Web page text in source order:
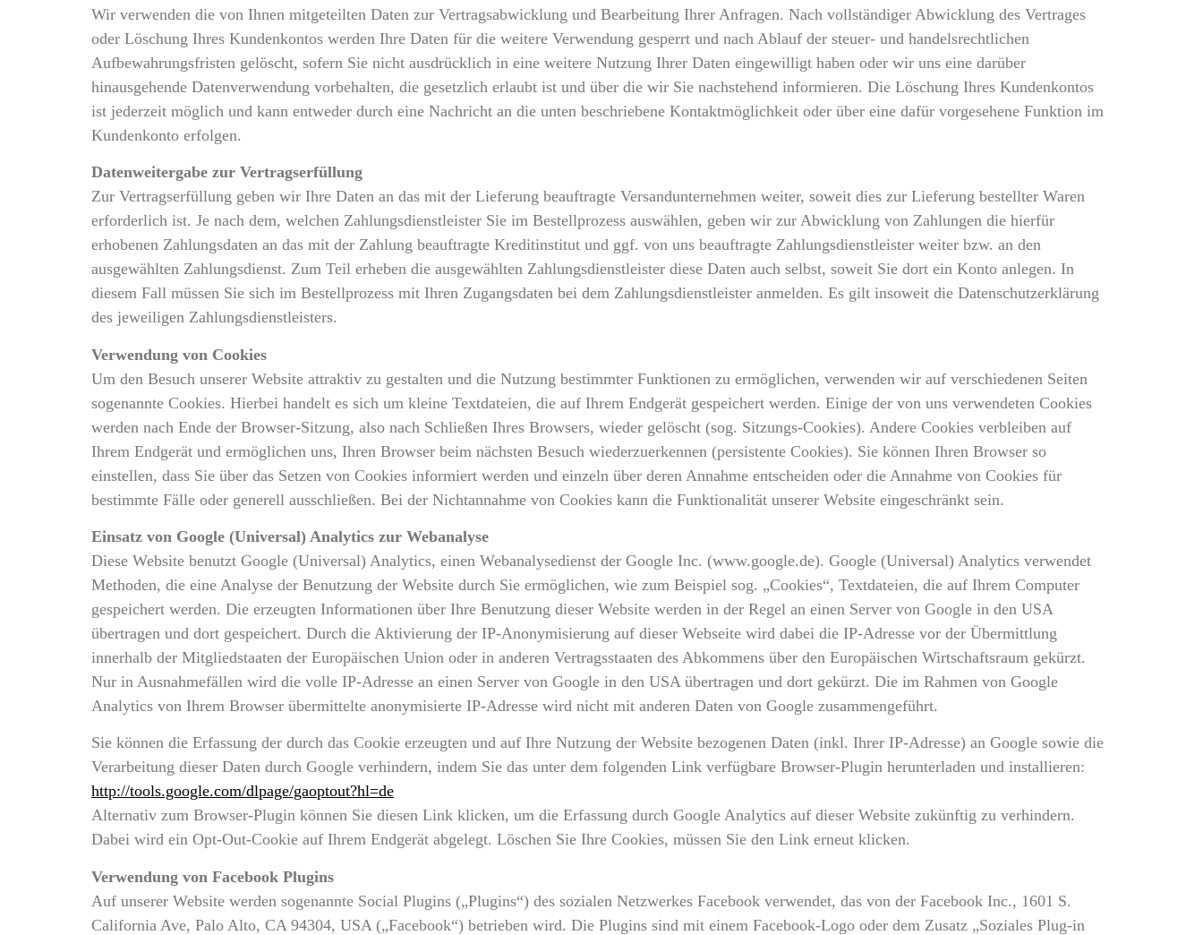
Wir verwenden die von Ihnen mitgeteilten Daten zur Vertragsabwicklung und Bearbeitung Ihrer Anfragen. Nach vollständiger Abwicklung des Vertrages
oder Löschung Ihres Kundenkontos werden Ihre Daten für die weitere Verwendung gesperrt und nach Ablauf der steuer- und handelsrechtlichen
Aufbewahrungsfristen gelöscht, sofern Sie nicht ausdrücklich in eine weitere Nutzung Ihrer Daten eingewilligt haben oder wir uns eine darüber
hinausgehende Datenverwendung vorbehalten, die gesetzlich erlaubt ist und über die wir Sie nachstehend informieren. Die Löschung Ihres Kundenkontos
ist jederzeit möglich und kann entweder durch eine Nachricht an die unten beschriebene Kontaktmöglichkeit oder über eine dafür vorgesehene Funktion im
Kundenkonto erfolgen.
Datenweitergabe zur Vertragserfüllung
Zur Vertragserfüllung geben wir Ihre Daten an das mit der Lieferung beauftragte Versandunternehmen weiter, soweit dies zur Lieferung bestellter Waren
erforderlich ist. Je nach dem, welchen Zahlungsdienstleister Sie im Bestellprozess auswählen, geben wir zur Abwicklung von Zahlungen die hierfür
erhobenen Zahlungsdaten an das mit der Zahlung beauftragte Kreditinstitut und ggf. von uns beauftragte Zahlungsdienstleister weiter bzw. an den
ausgewählten Zahlungsdienst. Zum Teil erheben die ausgewählten Zahlungsdienstleister diese Daten auch selbst, soweit Sie dort ein Konto anlegen. In
diesem Fall müssen Sie sich im Bestellprozess mit Ihren Zugangsdaten bei dem Zahlungsdienstleister anmelden. Es gilt insoweit die Datenschutzerklärung
des jeweiligen Zahlungsdienstleisters.
Verwendung von Cookies
Um den Besuch unserer Website attraktiv zu gestalten und die Nutzung bestimmter Funktionen zu ermöglichen, verwenden wir auf verschiedenen Seiten
sogenannte Cookies. Hierbei handelt es sich um kleine Textdateien, die auf Ihrem Endgerät gespeichert werden. Einige der von uns verwendeten Cookies
werden nach Ende der Browser-Sitzung, also nach Schließen Ihres Browsers, wieder gelöscht (sog. Sitzungs-Cookies). Andere Cookies verbleiben auf
Ihrem Endgerät und ermöglichen uns, Ihren Browser beim nächsten Besuch wiederzuerkennen (persistente Cookies). Sie können Ihren Browser so
einstellen, dass Sie über das Setzen von Cookies informiert werden und einzeln über deren Annahme entscheiden oder die Annahme von Cookies für
bestimmte Fälle oder generell ausschließen. Bei der Nichtannahme von Cookies kann die Funktionalität unserer Website eingeschränkt sein.
Einsatz von Google (Universal) Analytics zur Webanalyse
Diese Website benutzt Google (Universal) Analytics, einen Webanalysedienst der Google Inc. (www.google.de). Google (Universal) Analytics verwendet
Methoden, die eine Analyse der Benutzung der Website durch Sie ermöglichen, wie zum Beispiel sog. „Cookies“, Textdateien, die auf Ihrem Computer
gespeichert werden. Die erzeugten Informationen über Ihre Benutzung dieser Website werden in der Regel an einen Server von Google in den USA
übertragen und dort gespeichert. Durch die Aktivierung der IP-Anonymisierung auf dieser Webseite wird dabei die IP-Adresse vor der Übermittlung
innerhalb der Mitgliedstaaten der Europäischen Union oder in anderen Vertragsstaaten des Abkommens über den Europäischen Wirtschaftsraum gekürzt.
Nur in Ausnahmefällen wird die volle IP-Adresse an einen Server von Google in den USA übertragen und dort gekürzt. Die im Rahmen von Google
Analytics von Ihrem Browser übermittelte anonymisierte IP-Adresse wird nicht mit anderen Daten von Google zusammengeführt.
Sie können die Erfassung der durch das Cookie erzeugten und auf Ihre Nutzung der Website bezogenen Daten (inkl. Ihrer IP-Adresse) an Google sowie die
Verarbeitung dieser Daten durch Google verhindern, indem Sie das unter dem folgenden Link verfügbare Browser-Plugin herunterladen und installieren:
http://tools.google.com/dlpage/gaoptout?hl=de
Alternativ zum Browser-Plugin können Sie diesen Link klicken, um die Erfassung durch Google Analytics auf dieser Website zukünftig zu verhindern.
Dabei wird ein Opt-Out-Cookie auf Ihrem Endgerät abgelegt. Löschen Sie Ihre Cookies, müssen Sie den Link erneut klicken.
Verwendung von Facebook Plugins
Auf unserer Website werden sogenannte Social Plugins („Plugins“) des sozialen Netzwerkes Facebook verwendet, das von der Facebook Inc., 1601 S.
California Ave, Palo Alto, CA 94304, USA („Facebook“) betrieben wird. Die Plugins sind mit einem Facebook-Logo oder dem Zusatz „Soziales Plug-in